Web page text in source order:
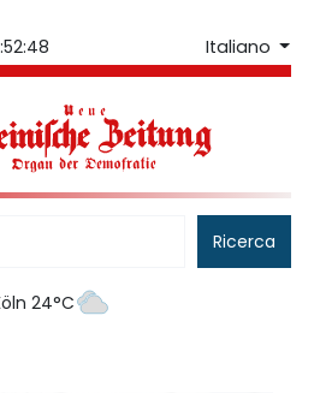
Italiano
Ricerca
24°C